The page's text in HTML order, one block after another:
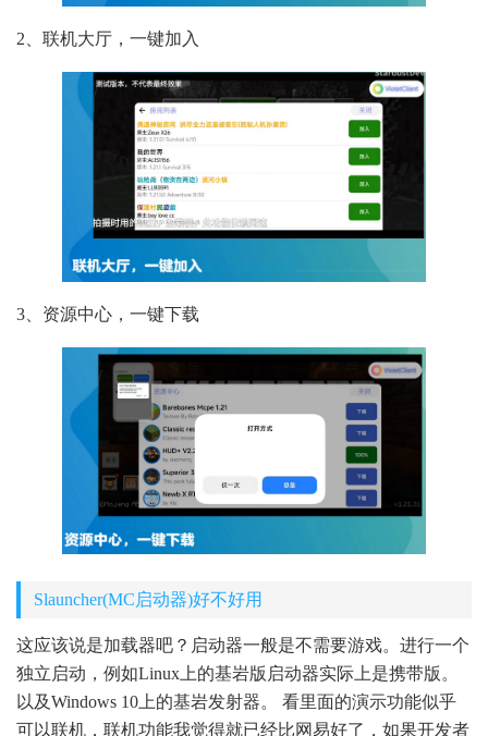
2、联机大厅，一键加入
3、资源中心，一键下载
Slauncher(MC启动器)好不好用
这应该说是加载器吧？启动器一般是不需要游戏。进行一个
独立启动，例如Linux上的基岩版启动器实际上是携带版。
以及Windows 10上的基岩发射器。 看里面的演示功能似乎
可以联机，联机功能我觉得就已经比网易好了，如果开发者